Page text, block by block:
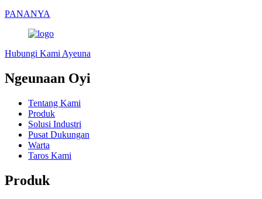
PANANYA
Hubungi Kami Ayeuna
Ngeunaan Oyi
Tentang Kami
Produk
Solusi Industri
Pusat Dukungan
Warta
Taros Kami
Produk